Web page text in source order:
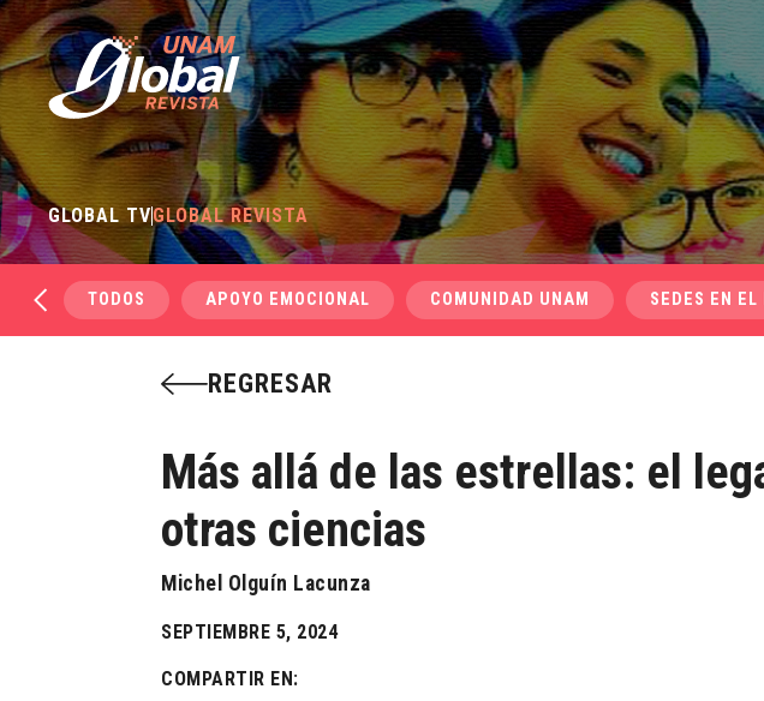
GLOBAL TVGLOBAL REVISTA
TODOS APOYO EMOCIONAL COMUNIDAD UNAM SEDES EN EL
REGRESAR
Más allá de las estrellas: el
otras ciencias
Michel Olguín Lacunza
SEPTIEMBRE 5, 2024
COMPARTIR EN: